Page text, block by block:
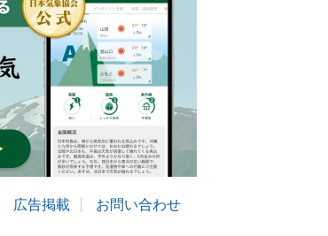
広告掲載 お問い合わせ